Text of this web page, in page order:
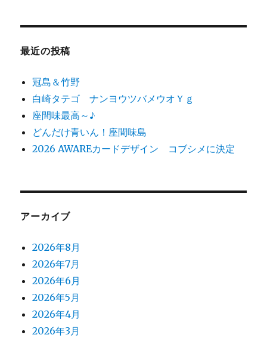
象:
最近の投稿
冠島＆竹野
白崎タテゴ ナンヨウツバメウオＹｇ
座間味最高～♪
どんだけ青いん！座間味島
2026 AWAREカードデザイン コブシメに決定
アーカイブ
2026年8月
2026年7月
2026年6月
2026年5月
2026年4月
2026年3月